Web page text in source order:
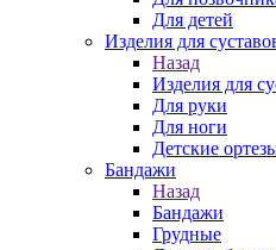
Для детей
Изделия для
Назад
Изделия для
Для руки
Для ноги
Детские
Бандажи
Назад
Бандажи
Грудные